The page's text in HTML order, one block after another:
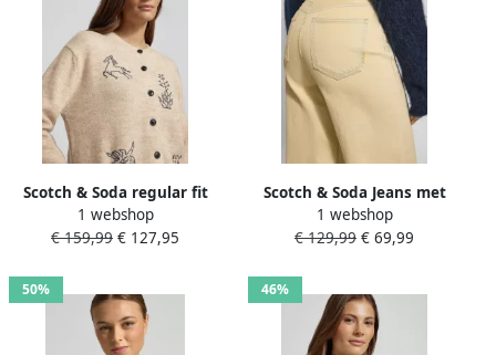
Scotch & Soda regular fit
gebreid jack met alpaca-
anteil
1 webshop
€ 159,99 € 127,95
Scotch & Soda Jeans met
wijde Benen in Used-look
1 webshop
€ 129,99 € 69,99
50% 46%